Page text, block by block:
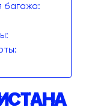
багажа: